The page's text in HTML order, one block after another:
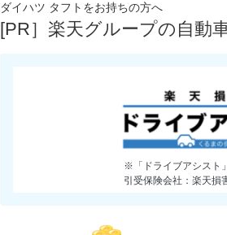
ダイハツ タフトをお持ちの方へ
[PR］楽天グループの自動
※「ドライブアシスト
引受保険会社：楽天損